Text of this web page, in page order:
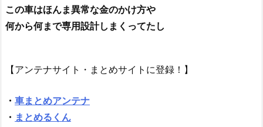
この車はほんま異常な金のかけ方や
何から何まで専用設計しまくってたし
【アンテナサイト・まとめサイトに登録！】
・ 車まとめアンテナ
・ まとめるくん